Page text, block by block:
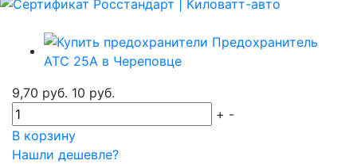
9,70 руб. 10 руб.
+ -
В корзину
Нашли дешевле?